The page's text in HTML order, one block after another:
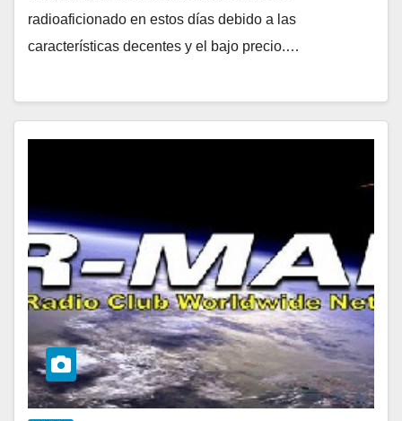
radioaficionado en estos días debido a las
características decentes y el bajo precio.…